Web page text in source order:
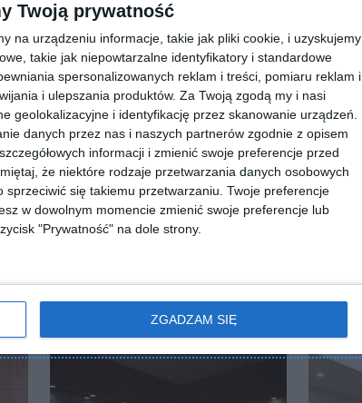
Twoją prywatność
na urządzeniu informacje, takie jak pliki cookie, i uzyskujemy
takie jak niepowtarzalne identyfikatory i standardowe
spersonalizowanych reklam i treści, pomiaru reklam i
i ulepszania produktów. Za Twoją zgodą my i nasi
geolokalizacyjne i identyfikację przez skanowanie urządzeń.
danych przez nas i naszych partnerów zgodnie z opisem
informacji i zmienić swoje preferencje przed
że niektóre rodzaje przetwarzania danych osobowych
się takiemu przetwarzaniu. Twoje preferencje
w dowolnym momencie zmienić swoje preferencje lub
"Prywatność" na dole strony.
ZGADZAM SIĘ
PYTANIE